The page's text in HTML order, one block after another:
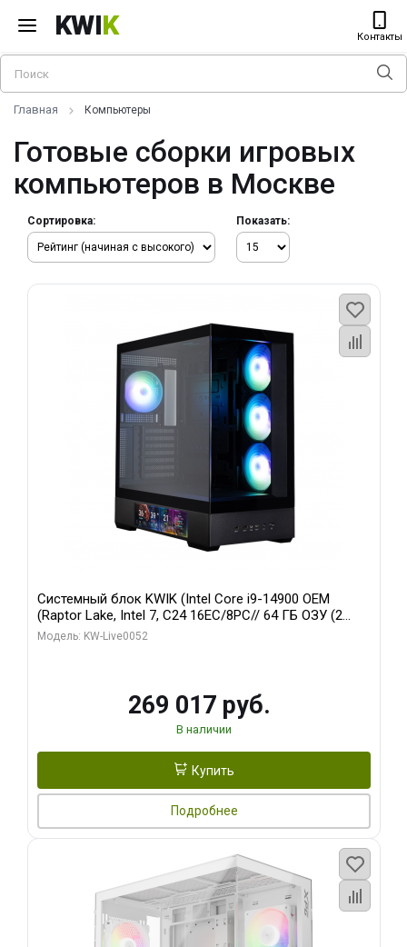
KWIK Контакты
Главная Компьютеры
Готовые сборки игровых
компьютеров в Москве
Сортировка: Показать:
Системный блок KWIK (Intel Core i9-14900 OEM
(Raptor Lake, Intel 7, C24 16EC/8PC// 64 ГБ ОЗУ (2
модуля)/ Palit RTX5080 GAMINGPRO OC 16GB GDDR7
Модель: KW-Live0052
269 017 руб.
В наличии
Купить
Подробнее